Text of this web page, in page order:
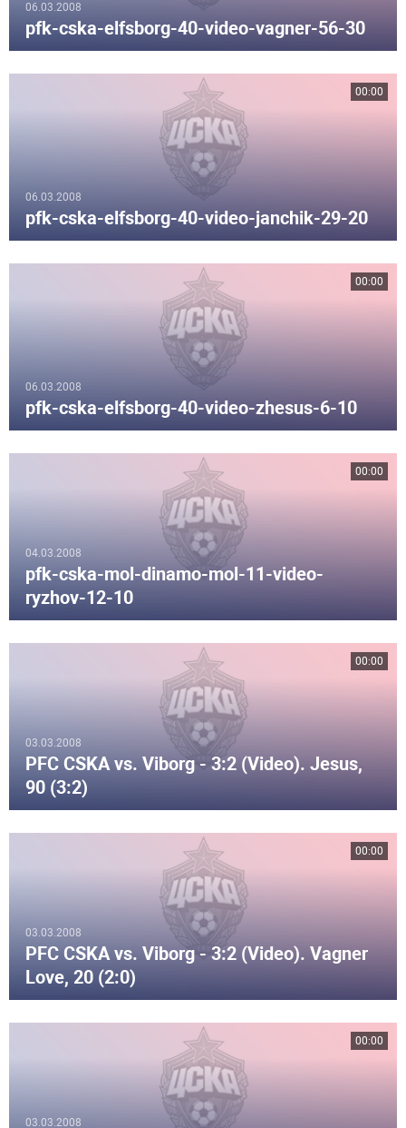
06.03.2008
pfk-cska-elfsborg-40-video-vagner-56-30
06.03.2008
pfk-cska-elfsborg-40-video-janchik-29-20
00:00
06.03.2008
pfk-cska-elfsborg-40-video-zhesus-6-10
00:00
04.03.2008
pfk-cska-mol-dinamo-mol-11-video-
ryzhov-12-10
00:00
03.03.2008
PFC CSKA vs. Viborg - 3:2 (Video). Jesus,
90 (3:2)
00:00
03.03.2008
PFC CSKA vs. Viborg - 3:2 (Video). Vagner
Love, 20 (2:0)
00:00
03.03.2008
00:00